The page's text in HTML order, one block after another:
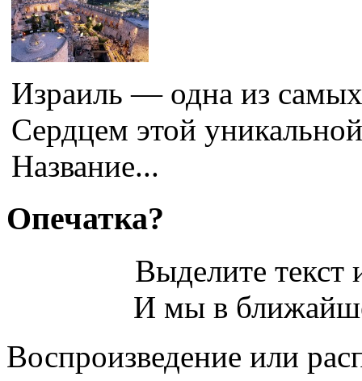
Израиль — одна из
Сердцем этой
Название...
Опечатка?
Выделите
И мы в
Воспроизведение или